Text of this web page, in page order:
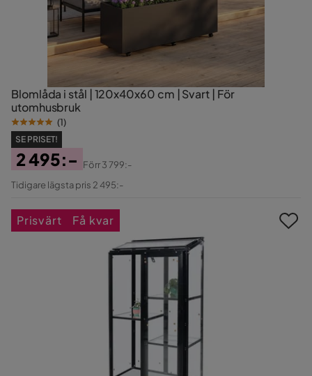
Blomlåda i stål | 120x40x60 cm | Svart | För
utomhusbruk
(1)
SE PRISET!
Pris
2 495:-
Original
Förr3 799:-
Tidigare lägsta pris 2 495:-
Prisvärt Få kvar